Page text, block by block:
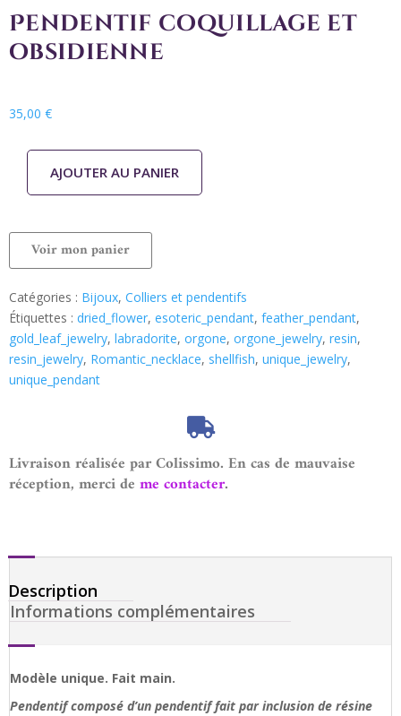
Pendentif coquillage et
obsidienne
35,00 €
AJOUTER AU PANIER
Voir mon panier
Catégories : Bijoux, Colliers et pendentifs
Étiquettes : dried_flower, esoteric_pendant, feather_pendant,
gold_leaf_jewelry, labradorite, orgone, orgone_jewelry, resin,
resin_jewelry, Romantic_necklace, shellfish, unique_jewelry,
unique_pendant
Livraison réalisée par Colissimo. En cas de mauvaise
réception, merci de me contacter.
Description
Informations complémentaires
Modèle unique. Fait main.
Pendentif composé d’un pendentif fait par inclusion de résine